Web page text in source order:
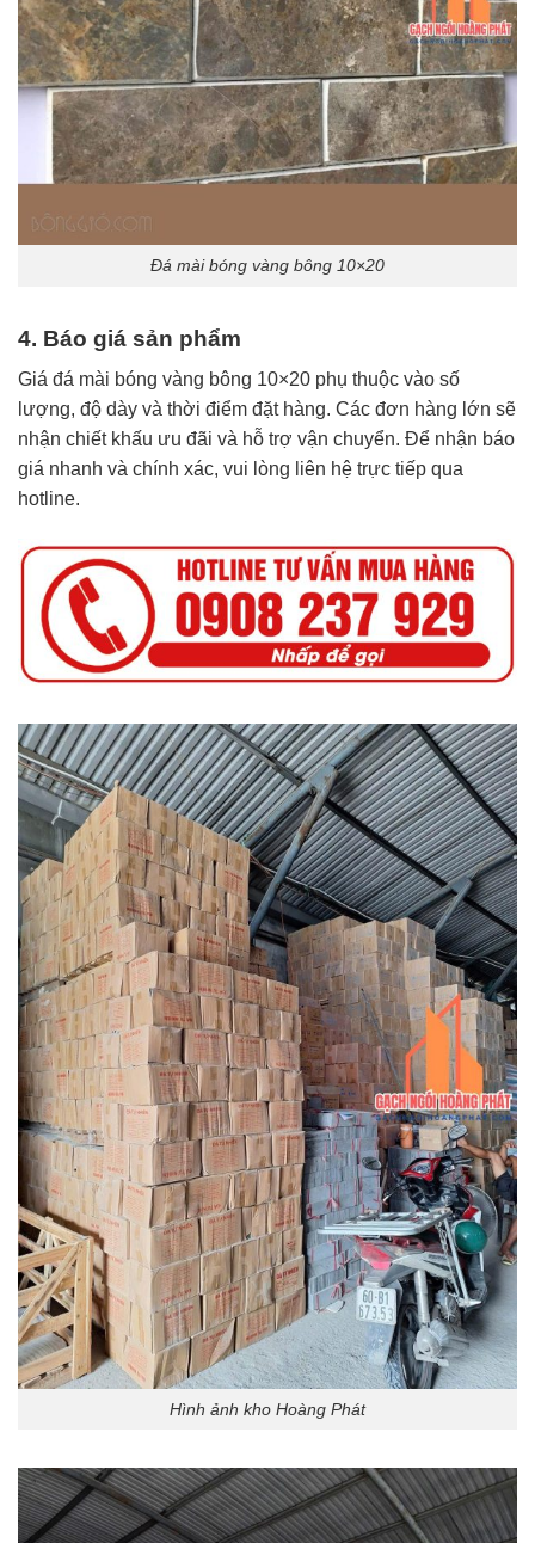
Đá mài bóng vàng bông 10×20
4. Báo giá sản phẩm
Giá đá mài bóng vàng bông 10×20 phụ thuộc vào số
lượng, độ dày và thời điểm đặt hàng. Các đơn hàng lớn sẽ
nhận chiết khấu ưu đãi và hỗ trợ vận chuyển. Để nhận báo
giá nhanh và chính xác, vui lòng liên hệ trực tiếp qua
hotline.
Hình ảnh kho Hoàng Phát